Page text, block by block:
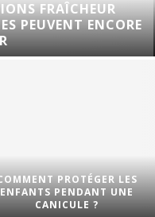
FRAÎCHEUR
PEUVENT ENCORE
PROTÉGER LES
ENFANTS PENDANT UNE
CANICULE ?